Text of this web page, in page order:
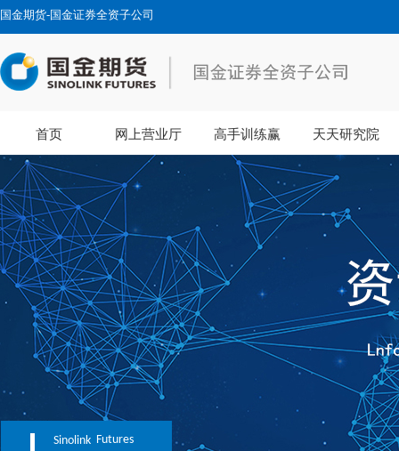
国金期货-国金证券全资子公司
首页 网上营业厅 高手训练赢 天天研究院
Sinolink Futures